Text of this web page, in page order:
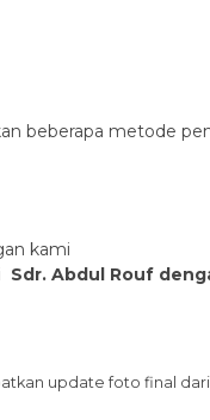
beberapa metode
kami
Sdr. Abdul Rouf
update foto final